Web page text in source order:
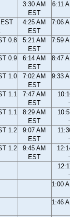
3:30 AM
EST
6:11
4:25 AM
EST
7:06
0.8
5:21 AM
EST
7:59
0.9
6:14 AM
EST
8:47
1.0
7:02 AM
EST
9:33
1.1
7:47 AM
EST
1.1
8:29 AM
EST
1.2
9:07 AM
EST
1.2
9:45 AM
EST
1:00
1:46